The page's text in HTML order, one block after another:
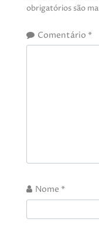
obrigatórios são
Comentário *
Nome *